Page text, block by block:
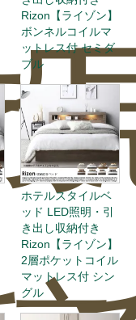
Rizon【ライゾン】
ボンネルコイルマ
ットレス付 セミダ
ブル
ホテルスタイルベ
ッド LED照明・引
き出し収納付き
Rizon【ライゾン】
2層ポケットコイル
マットレス付 シン
グル